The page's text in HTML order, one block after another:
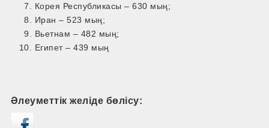
Корея Республикасы – 630 мың;
Иран – 523 мың;
Вьетнам – 482 мың;
Египет – 439 мың
Әлеуметтік желіде бөлісу: